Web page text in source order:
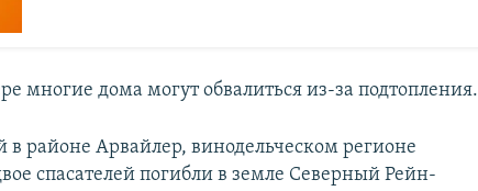
многие дома могут обвалиться из-за подтопления.
в районе Арвайлер, винодельческом регионе
спасателей погибли в земле Северный Рейн-